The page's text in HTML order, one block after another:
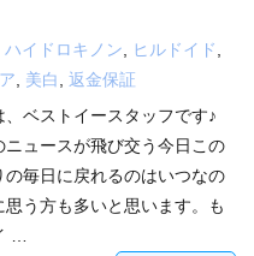
ハイドロキノン ヒルドイド
美白
返金保証
、ベストイースタッフです♪
ニュースが飛び交う今日この
の毎日に戻れるのはいつなの
う方も多いと思います。も
…